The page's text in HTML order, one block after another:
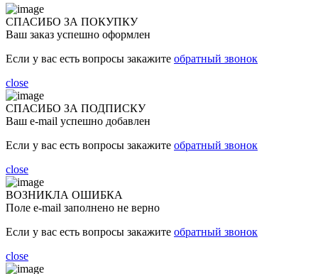
СПАСИБО ЗА ПОКУПКУ
Ваш заказ успешно оформлен
Если у вас есть вопросы закажите обратный звонок
close
СПАСИБО ЗА ПОДПИСКУ
Ваш e-mail успешно добавлен
Если у вас есть вопросы закажите обратный звонок
close
ВОЗНИКЛА ОШИБКА
Поле e-mail заполнено не верно
Если у вас есть вопросы закажите обратный звонок
close